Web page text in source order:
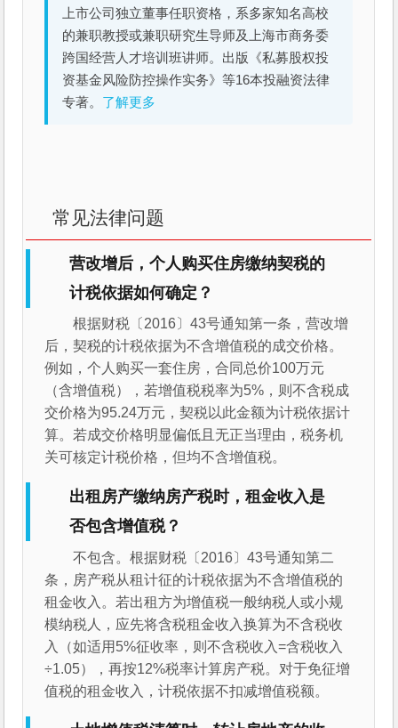
上市公司独立董事任职资格，系多家知名高校
的兼职教授或兼职研究生导师及上海市商务委
跨国经营人才培训班讲师。出版《私募股权投
资基金风险防控操作实务》等16本投融资法律
专著。 了解更多
常见法律问题
营改增后，个人购买住房缴纳契税的
计税依据如何确定？
根据财税〔2016〕43号通知第一条，营改增
后，契税的计税依据为不含增值税的成交价格。
例如，个人购买一套住房，合同总价100万元
（含增值税），若增值税税率为5%，则不含税成
交价格为95.24万元，契税以此金额为计税依据计
算。若成交价格明显偏低且无正当理由，税务机
关可核定计税价格，但均不含增值税。
出租房产缴纳房产税时，租金收入是
否包含增值税？
不包含。根据财税〔2016〕43号通知第二
条，房产税从租计征的计税依据为不含增值税的
租金收入。若出租方为增值税一般纳税人或小规
模纳税人，应先将含税租金收入换算为不含税收
入（如适用5%征收率，则不含税收入=含税收入
÷1.05），再按12%税率计算房产税。对于免征增
值税的租金收入，计税依据不扣减增值税额。